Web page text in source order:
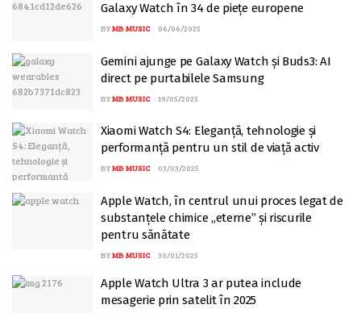
Galaxy Watch în 34 de piețe europene
BYMB MUSIC 06/06/2025
Gemini ajunge pe Galaxy Watch și Buds3: AI
direct pe purtabilele Samsung
BYMB MUSIC 19/05/2025
Xiaomi Watch S4: Eleganță, tehnologie și
performanță pentru un stil de viață activ
BYMB MUSIC 03/03/2025
Apple Watch, în centrul unui proces legat de
substanțele chimice „eterne” și riscurile
pentru sănătate
BYMB MUSIC 30/01/2025
Apple Watch Ultra 3 ar putea include
mesagerie prin satelit în 2025